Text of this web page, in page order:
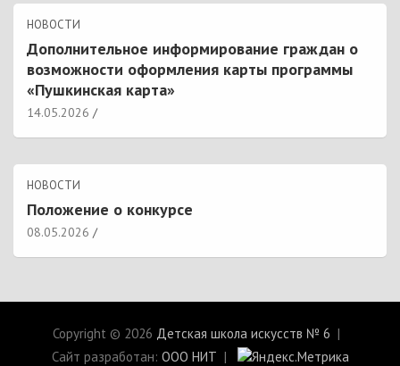
НОВОСТИ
Дополнительное информирование граждан о
возможности оформления карты программы
«Пушкинская карта»
14.05.2026
НОВОСТИ
Положение о конкурсе
08.05.2026
Copyright © 2026 Детская школа искусств № 6
Сайт разработан: ООО НИТ